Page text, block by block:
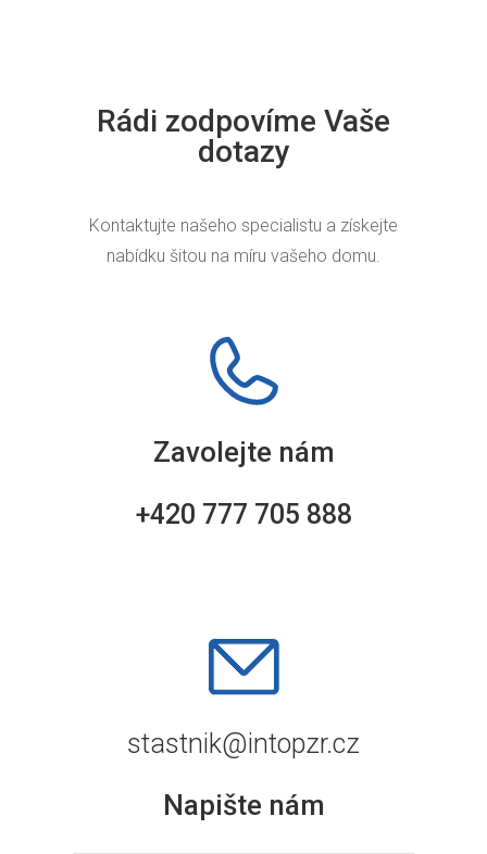
Rádi zodpovíme Vaše
dotazy
Kontaktujte našeho specialistu a získejte
nabídku šitou na míru vašeho domu.
Zavolejte nám
+420 777 705 888
stastnik@intopzr.cz
Napište nám